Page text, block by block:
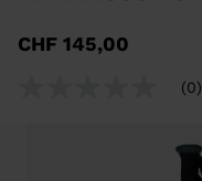
taille
CHF 145,00
(0)